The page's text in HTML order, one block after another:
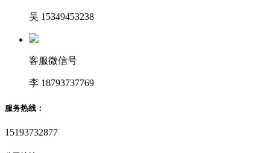
吴 15349453238
客服微信号
李 18793737769
服务热线：
15193732877